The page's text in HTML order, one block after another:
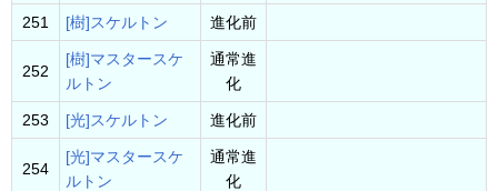
251 [樹]スケルトン 進化前
252
[樹]マスタースケ
ルトン
通常進
化
253 [光]スケルトン 進化前
254
[光]マスタースケ
ルトン
通常進
化